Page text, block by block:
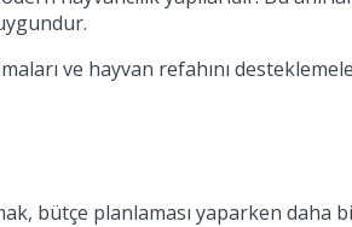
ve hayvan refahını
bütçe planlaması yaparken daha